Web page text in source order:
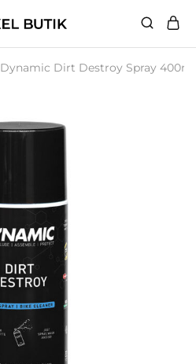
Dynamic Dirt Destroy Spray 400ml